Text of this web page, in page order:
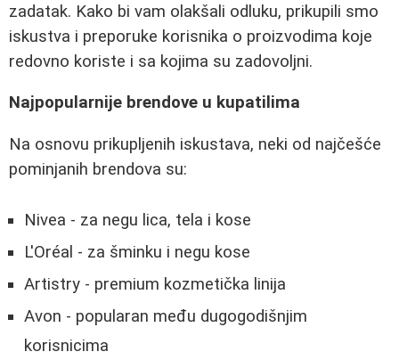
zadatak. Kako bi vam olakšali odluku, prikupili smo
iskustva i preporuke korisnika o proizvodima koje
redovno koriste i sa kojima su zadovoljni.
Najpopularnije brendove u kupatilima
Na osnovu prikupljenih iskustava, neki od najčešće
pominjanih brendova su:
Nivea - za negu lica, tela i kose
L'Oréal - za šminku i negu kose
Artistry - premium kozmetička linija
Avon - popularan među dugogodišnjim
korisnicima